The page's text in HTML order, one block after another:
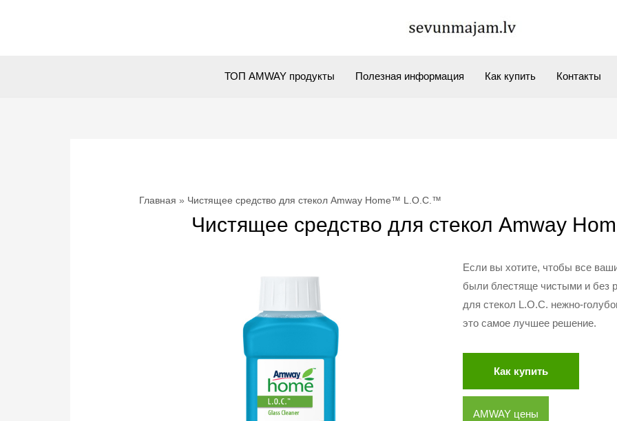
ТОП AMWAY продукты Полезная информация Как купить Контакты
Главная Чистящее средство для стекол Amway Home™ L.O.C.™
Чистящее средство для стекол Amway
Если вы хотите, чтобы все
были блестяще чистыми и без
для стекол L.O.C. нежно-
это самое лучшее решение.
Как купить
AMWAY цены